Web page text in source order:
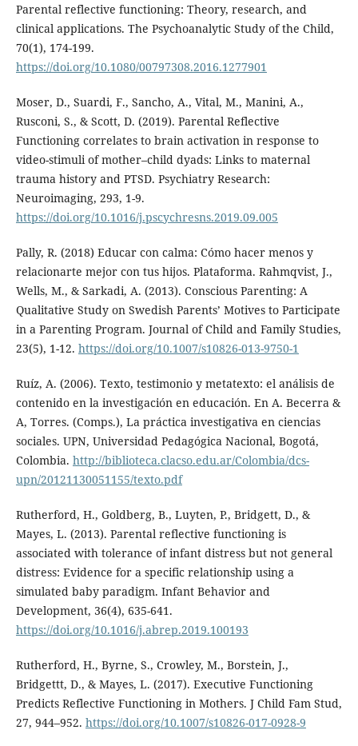
Parental reflective functioning: Theory, research, and
clinical applications. The Psychoanalytic Study of the Child,
70(1), 174-199.
https://doi.org/10.1080/00797308.2016.1277901
Moser, D., Suardi, F., Sancho, A., Vital, M., Manini, A.,
Rusconi, S., & Scott, D. (2019). Parental Reflective
Functioning correlates to brain activation in response to
video-stimuli of mother–child dyads: Links to maternal
trauma history and PTSD. Psychiatry Research:
Neuroimaging, 293, 1-9.
https://doi.org/10.1016/j.pscychresns.2019.09.005
Pally, R. (2018) Educar con calma: Cómo hacer menos y
relacionarte mejor con tus hijos. Plataforma. Rahmqvist, J.,
Wells, M., & Sarkadi, A. (2013). Conscious Parenting: A
Qualitative Study on Swedish Parents’ Motives to Participate
in a Parenting Program. Journal of Child and Family Studies,
23(5), 1-12. https://doi.org/10.1007/s10826-013-9750-1
Ruíz, A. (2006). Texto, testimonio y metatexto: el análisis de
contenido en la investigación en educación. En A. Becerra &
A, Torres. (Comps.), La práctica investigativa en ciencias
sociales. UPN, Universidad Pedagógica Nacional, Bogotá,
Colombia. http://biblioteca.clacso.edu.ar/Colombia/dcs-
upn/20121130051155/texto.pdf
Rutherford, H., Goldberg, B., Luyten, P., Bridgett, D., &
Mayes, L. (2013). Parental reflective functioning is
associated with tolerance of infant distress but not general
distress: Evidence for a specific relationship using a
simulated baby paradigm. Infant Behavior and
Development, 36(4), 635-641.
https://doi.org/10.1016/j.abrep.2019.100193
Rutherford, H., Byrne, S., Crowley, M., Borstein, J.,
Bridgettt, D., & Mayes, L. (2017). Executive Functioning
Predicts Reflective Functioning in Mothers. J Child Fam Stud,
27, 944–952. https://doi.org/10.1007/s10826-017-0928-9